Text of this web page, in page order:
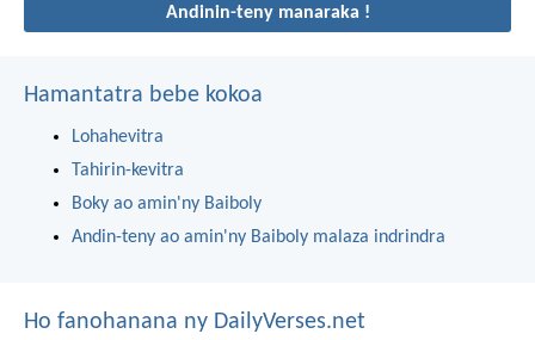
Andinin-teny manaraka !
Hamantatra bebe kokoa
Lohahevitra
Tahirin-kevitra
Boky ao amin'ny Baiboly
Andin-teny ao amin'ny Baiboly malaza indrindra
Ho fanohanana ny DailyVerses.net